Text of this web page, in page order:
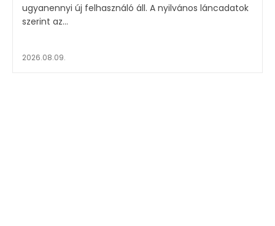
ugyanennyi új felhasználó áll. A nyilvános láncadatok
szerint az...
2026.08.09.